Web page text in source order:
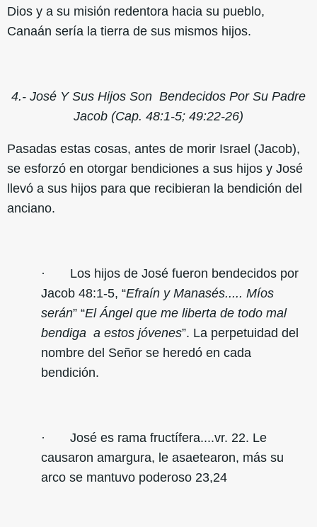
Dios y a su misión redentora hacia su pueblo,
Canaán sería la tierra de sus mismos hijos.
4.- José Y Sus Hijos Son Bendecidos Por Su Padre
Jacob (Cap. 48:1-5; 49:22-26)
Pasadas estas cosas, antes de morir Israel (Jacob),
se esforzó en otorgar bendiciones a sus hijos y José
llevó a sus hijos para que recibieran la bendición del
anciano.
· Los hijos de José fueron bendecidos por
Jacob 48:1-5, “Efraín y Manasés..... Míos
serán” “El Ángel que me liberta de todo mal
bendiga a estos jóvenes”. La perpetuidad del
nombre del Señor se heredó en cada
bendición.
· José es rama fructífera....vr. 22. Le
causaron amargura, le asaetearon, más su
arco se mantuvo poderoso 23,24